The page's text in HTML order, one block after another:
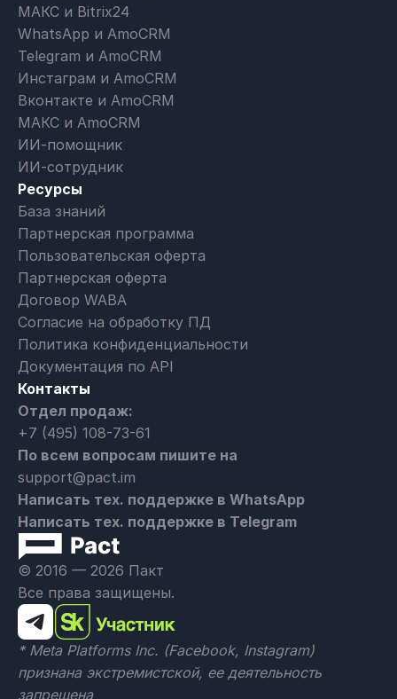
© 2016 — 2026 Пакт
Все права защищены.
* Meta Platforms Inc. (Facebook, Instagram)
признана экстремистской, ее деятельность
запрещена
МАКС и Bitrix24
WhatsApp и AmoCRM
Telegram и AmoCRM
Инстаграм и AmoCRM
Вконтакте и AmoCRM
МАКС и AmoCRM
ИИ-помощник
ИИ-сотрудник
Ресурсы
База знаний
Партнерская программа
Пользовательская оферта
Партнерская оферта
Договор WABA
Согласие на обработку ПД
Политика конфиденциальности
Документация по API
Контакты
Отдел продаж:
+7 (495) 108-73-61
По всем вопросам пишите на
support@pact.im
Написать тех. поддержке в WhatsApp
Написать тех. поддержке в Telegram